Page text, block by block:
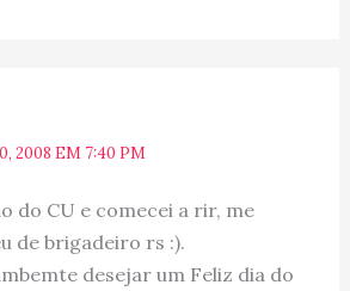
2008 EM 7:40 PM
do CU e comecei a rir, me
de brigadeiro rs :).
desejar um Feliz dia do